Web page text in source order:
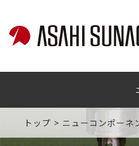
トップ ニューコンポーネ